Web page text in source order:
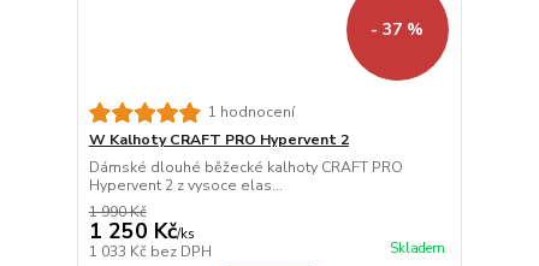
- 37 %
1 hodnocení
W Kalhoty CRAFT PRO Hypervent 2
Dámské dlouhé běžecké kalhoty CRAFT PRO
Hypervent 2 z vysoce elas...
1 990 Kč
1 250 Kč/ks
1 033 Kč bez DPH Skladem